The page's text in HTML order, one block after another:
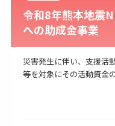
物流・運輸業 製造業
令和8年熊本地震
への助成金事業
災害発生に伴い、支援活
等を対象にその活動資金